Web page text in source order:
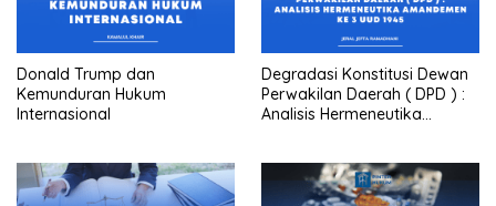
Donald Trump dan
Kemunduran Hukum
Internasional
Degradasi Konstitusi Dewan
Perwakilan Daerah ( DPD ) :
Analisis Hermeneutika